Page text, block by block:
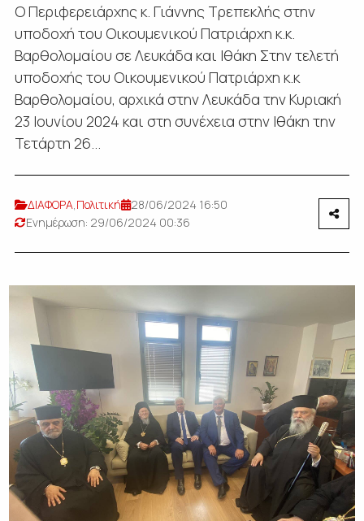
Ο Περιφερειάρχης κ. Γιάννης Τρεπεκλής στην
υποδοχή του Οικουμενικού Πατριάρχη κ.κ.
Βαρθολομαίου σε Λευκάδα και Ιθάκη Στην τελετή
υποδοχής του Οικουμενικού Πατριάρχη κ.κ
Βαρθολομαίου, αρχικά στην Λευκάδα την Κυριακή
23 Ιουνίου 2024 και στη συνέχεια στην Ιθάκη την
Τετάρτη 26...
ΔΙΑΦΟΡΑ,Πολιτική
28/06/2024 16:50
Ενημέρωση: 29/06/2024 00:36